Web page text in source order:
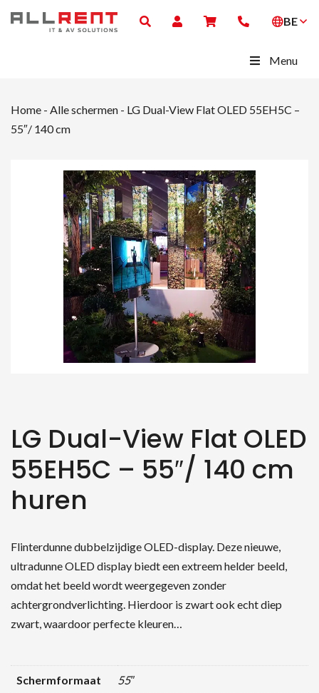
BE
Menu
Home - Alle schermen - LG Dual-View Flat OLED 55EH5C –
55″/ 140 cm
LG Dual-View Flat OLED
55EH5C – 55″/ 140 cm
huren
Flinterdunne dubbelzijdige OLED-display. Deze nieuwe,
ultradunne OLED display biedt een extreem helder beeld,
omdat het beeld wordt weergegeven zonder
achtergrondverlichting. Hierdoor is zwart ook echt diep
zwart, waardoor perfecte kleuren…
Schermformaat 55″